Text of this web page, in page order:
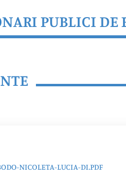
PUBLICI DE
NICOLETA-LUCIA-DI.PDF